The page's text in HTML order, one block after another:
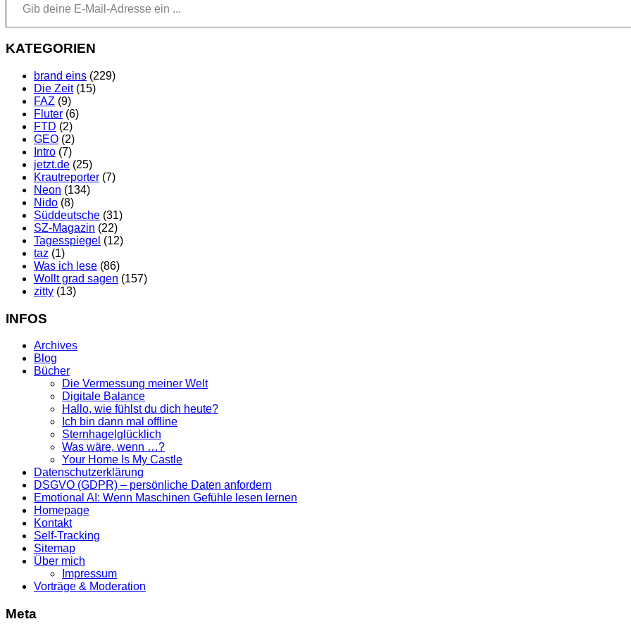
KATEGORIEN
brand eins (229)
Die Zeit(15)
FAZ (9)
Fluter (6)
FTD (2)
GEO (2)
Intro (7)
jetzt.de (25)
Krautreporter (7)
Neon (134)
Nido (8)
Süddeutsche (31)
SZ-Magazin (22)
Tagesspiegel (12)
taz (1)
Was ich lese (86)
Wollt grad sagen (157)
zitty (13)
INFOS
Archives
Blog
Bücher
Die Vermessung meiner Welt
Digitale Balance
Hallo, wie fühlst du dich heute?
Ich bin dann mal offline
Sternhagelglücklich
Was wäre, wenn …?
Your Home Is My Castle
Datenschutzerklärung
DSGVO (GDPR) – persönliche Daten anfordern
Emotional AI: Wenn Maschinen Gefühle lesen lernen
Homepage
Kontakt
Self-Tracking
Sitemap
Über mich
Impressum
Vorträge & Moderation
Meta